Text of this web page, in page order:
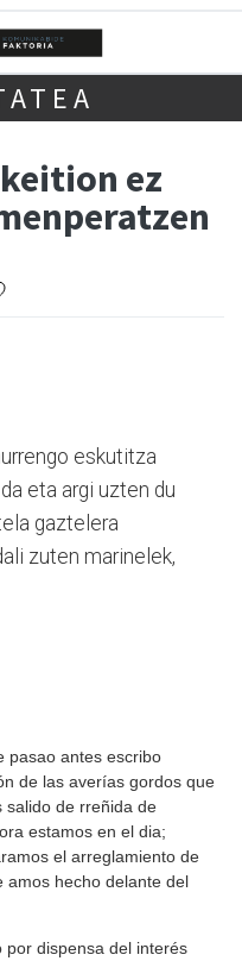
ez
eskutitza
eta argi uzten du
gaztelera
zuten marinelek,
pasao antes escribo
de las averías gordos que
salido de rreñida de
estamos en el dia;
el arreglamiento de
amos hecho delante del
por dispensa del interés